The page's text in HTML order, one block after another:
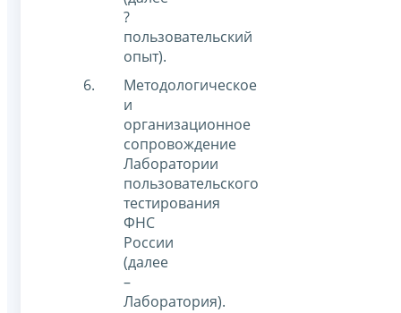
?
пользовательский
опыт).
Методологическое
и
организационное
сопровождение
Лаборатории
пользовательского
тестирования
ФНС
России
(далее
–
Лаборатория).